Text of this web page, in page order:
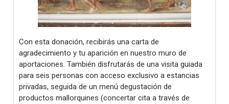
Con esta donación, recibirás una carta de
agradecimiento y tu aparición en nuestro muro de
aportaciones. También disfrutarás de una visita guiada
para seis personas con acceso exclusivo a estancias
privadas, seguida de un menú degustación de
productos mallorquines (concertar cita a través de